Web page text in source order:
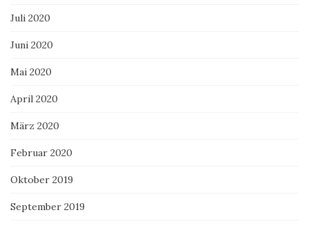
Juli 2020
Juni 2020
Mai 2020
April 2020
März 2020
Februar 2020
Oktober 2019
September 2019